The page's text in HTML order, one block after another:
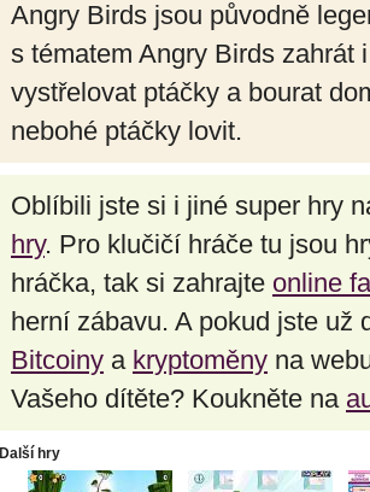
Angry Birds jsou původně
s tématem Angry Birds zahrát
vystřelovat ptáčky a bourat
nebohé ptáčky lovit.
Oblíbili jste si i jiné super hry
hry. Pro klučičí hráče tu jsou
hráčka, tak si zahrajte online
herní zábavu. A pokud jste už
Bitcoiny a kryptoměny na
Vašeho dítěte? Koukněte na
Další hry